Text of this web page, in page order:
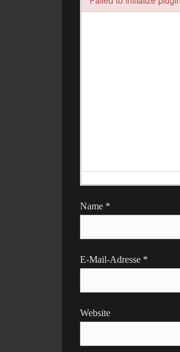
Name *
E-Mail-Adresse *
Website
Failed to initialize